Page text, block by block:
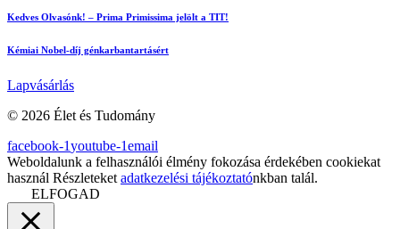
Kedves Olvasónk! – Prima Primissima jelölt a TIT!
Kémiai Nobel-díj génkarbantartásért
Lapvásárlás
© 2026 Élet és Tudomány
facebook-1youtube-1email
Weboldalunk a felhasználói élmény fokozása érdekében cookiekat
használ Részleteket adatkezelési tájékoztatónkban talál.
ELFOGAD